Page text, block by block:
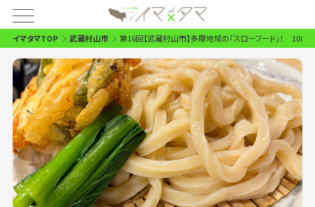
イマタマTOP 武蔵村山市 第16回【武蔵村山市】多摩地域の「スローフード」！ 100％